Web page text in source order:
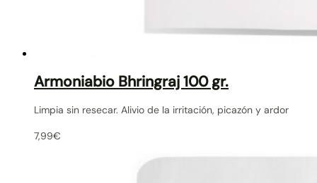
Armoniabio Bhringraj 100 gr.
Limpia sin resecar. Alivio de la irritación, picazón y ardor
7,99€